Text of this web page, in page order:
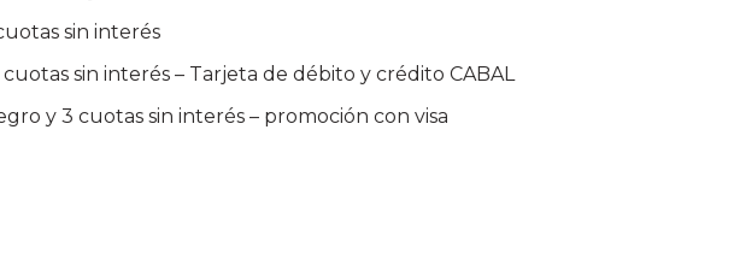
sin interés
sin interés – Tarjeta de débito y crédito CABAL
y 3 cuotas sin interés – promoción con visa